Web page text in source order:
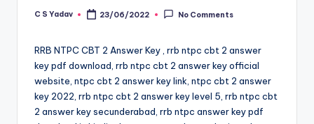
Posted
C S Yadav 23/06/2022 No Comments
RRB NTPC CBT 2 Answer Key , rrb ntpc cbt 2 answer
key pdf download, rrb ntpc cbt 2 answer key official
website, ntpc cbt 2 answer key link, ntpc cbt 2 answer
key 2022, rrb ntpc cbt 2 answer key level 5, rrb ntpc cbt
2 answer key secunderabad, rrb ntpc answer key pdf